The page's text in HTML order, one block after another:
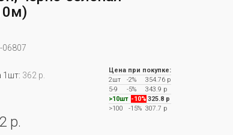
06807
1шт: 362 р.
р.
Цена при покупке:
2шт
-2%
354.76 р
5-9
-5%
343.9 р
>10шт -10% 325.8 р
>100
-15%307.7 р